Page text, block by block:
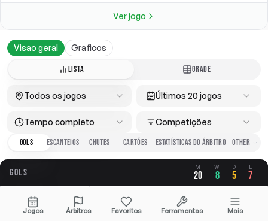
Ver jogo
Visao geral Graficos
LISTA GRADE
Todos os jogos Últimos 20 jogos
Tempo completo
Competições
GOLS
ESCANTEIOS CHUTES CARTÕES ESTATÍSTICAS DO ÁRBITRO
GOLS M
20
W
8
D
5
L
7
GERAL
2.60
A FAVOR
1.35
CONTRA
1.25
Jogos Árbitros Favoritos Ferramentas Mais